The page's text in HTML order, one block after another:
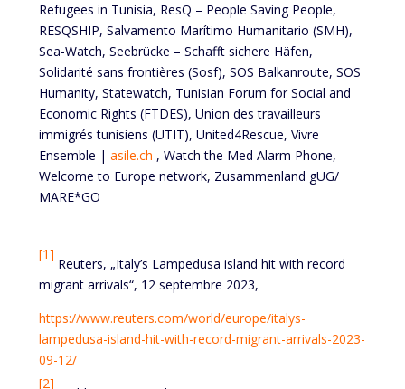
Refugees in Tunisia, ResQ – People Saving People,
RESQSHIP, Salvamento Marítimo Humanitario (SMH),
Sea-Watch, Seebrücke – Schafft sichere Häfen,
Solidarité sans frontières (Sosf), SOS Balkanroute, SOS
Humanity, Statewatch, Tunisian Forum for Social and
Economic Rights (FTDES), Union des travailleurs
immigrés tunisiens (UTIT), United4Rescue, Vivre
Ensemble | asile.ch , Watch the Med Alarm Phone,
Welcome to Europe network, Zusammenland gUG/
MARE*GO
[1]
Reuters, „Italy’s Lampedusa island hit with record
migrant arrivals“, 12 septembre 2023,
https://www.reuters.com/world/europe/italys-
lampedusa-island-hit-with-record-migrant-arrivals-2023-
09-12/
[2]